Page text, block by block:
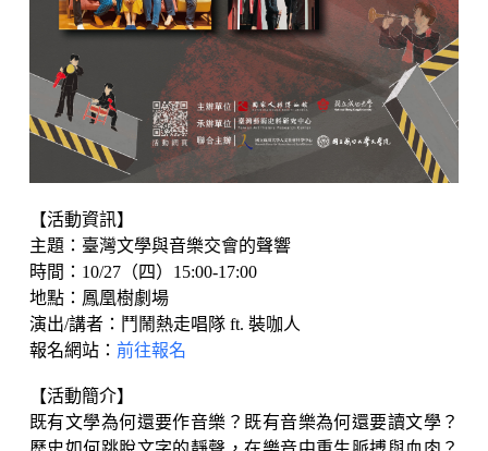
【活動資訊】
主題：臺灣文學與音樂交會的聲響
時間：10/27（四）15:00-17:00
地點：鳳凰樹劇場
演出/講者：鬥鬧熱走唱隊 ft. 裝咖人
報名網站： 前往報名
【活動簡介】
既有文學為何還要作音樂？既有音樂為何還要讀文學？